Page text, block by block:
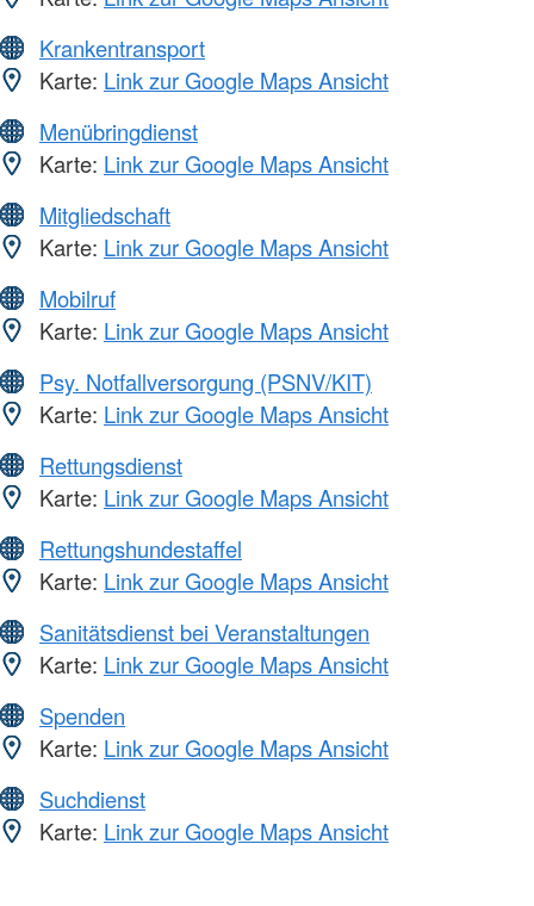
Krankentransport
Karte: Link zur Google Maps Ansicht
Menübringdienst
Karte: Link zur Google Maps Ansicht
Mitgliedschaft
Karte: Link zur Google Maps Ansicht
Mobilruf
Karte: Link zur Google Maps Ansicht
Psy. Notfallversorgung (PSNV/KIT)
Karte: Link zur Google Maps Ansicht
Rettungsdienst
Karte: Link zur Google Maps Ansicht
Rettungshundestaffel
Karte: Link zur Google Maps Ansicht
Sanitätsdienst bei Veranstaltungen
Karte: Link zur Google Maps Ansicht
Spenden
Karte: Link zur Google Maps Ansicht
Suchdienst
Karte: Link zur Google Maps Ansicht